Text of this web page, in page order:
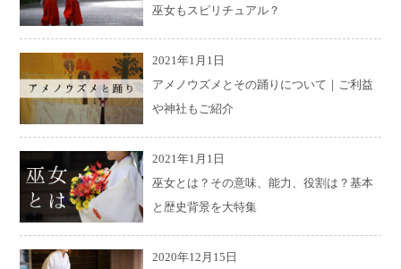
巫女もスピリチュアル？
2021年1月1日
アメノウズメとその踊りについて｜ご利益
や神社もご紹介
2021年1月1日
巫女とは？その意味、能力、役割は？基本
と歴史背景を大特集
2020年12月15日